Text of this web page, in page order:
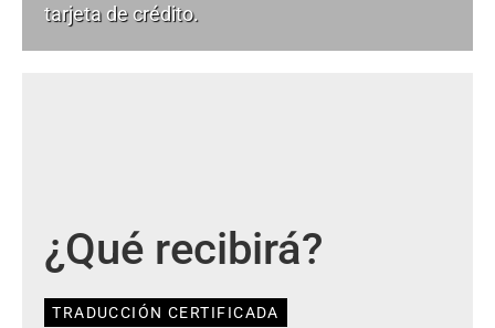
tarjeta de crédito.
¿Qué recibirá?
TRADUCCIÓN CERTIFICADA